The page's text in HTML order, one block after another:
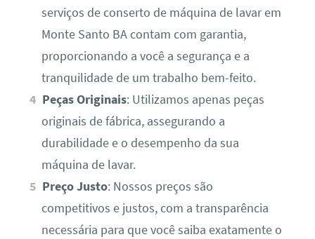
serviços de conserto de máquina de lavar em
Monte Santo BA contam com garantia,
proporcionando a você a segurança e a
tranquilidade de um trabalho bem-feito.
Peças Originais: Utilizamos apenas peças
originais de fábrica, assegurando a
durabilidade e o desempenho da sua
máquina de lavar.
Preço Justo: Nossos preços são
competitivos e justos, com a transparência
necessária para que você saiba exatamente o